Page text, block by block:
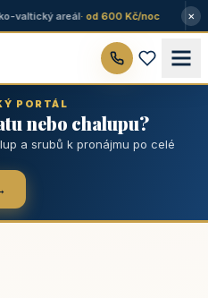
valtický areál· od 600 Kč/noc ×
PORTÁL
nebo chalupu?
a srubů k pronájmu po celé